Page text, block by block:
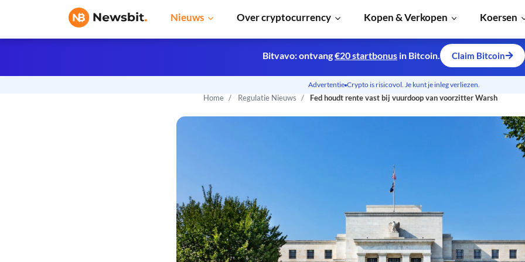
Nieuws Over cryptocurrency Kopen & Verkopen Koersen
Home Regulatie Nieuws Fed houdt rente vast bij vuurdoop van voorzitter Warsh
Bitvavo: ontvang€20 startbonus in Bitcoin. Claim Bitcoin
Advertentie Crypto is risicovol. Je kunt je inleg verliezen.